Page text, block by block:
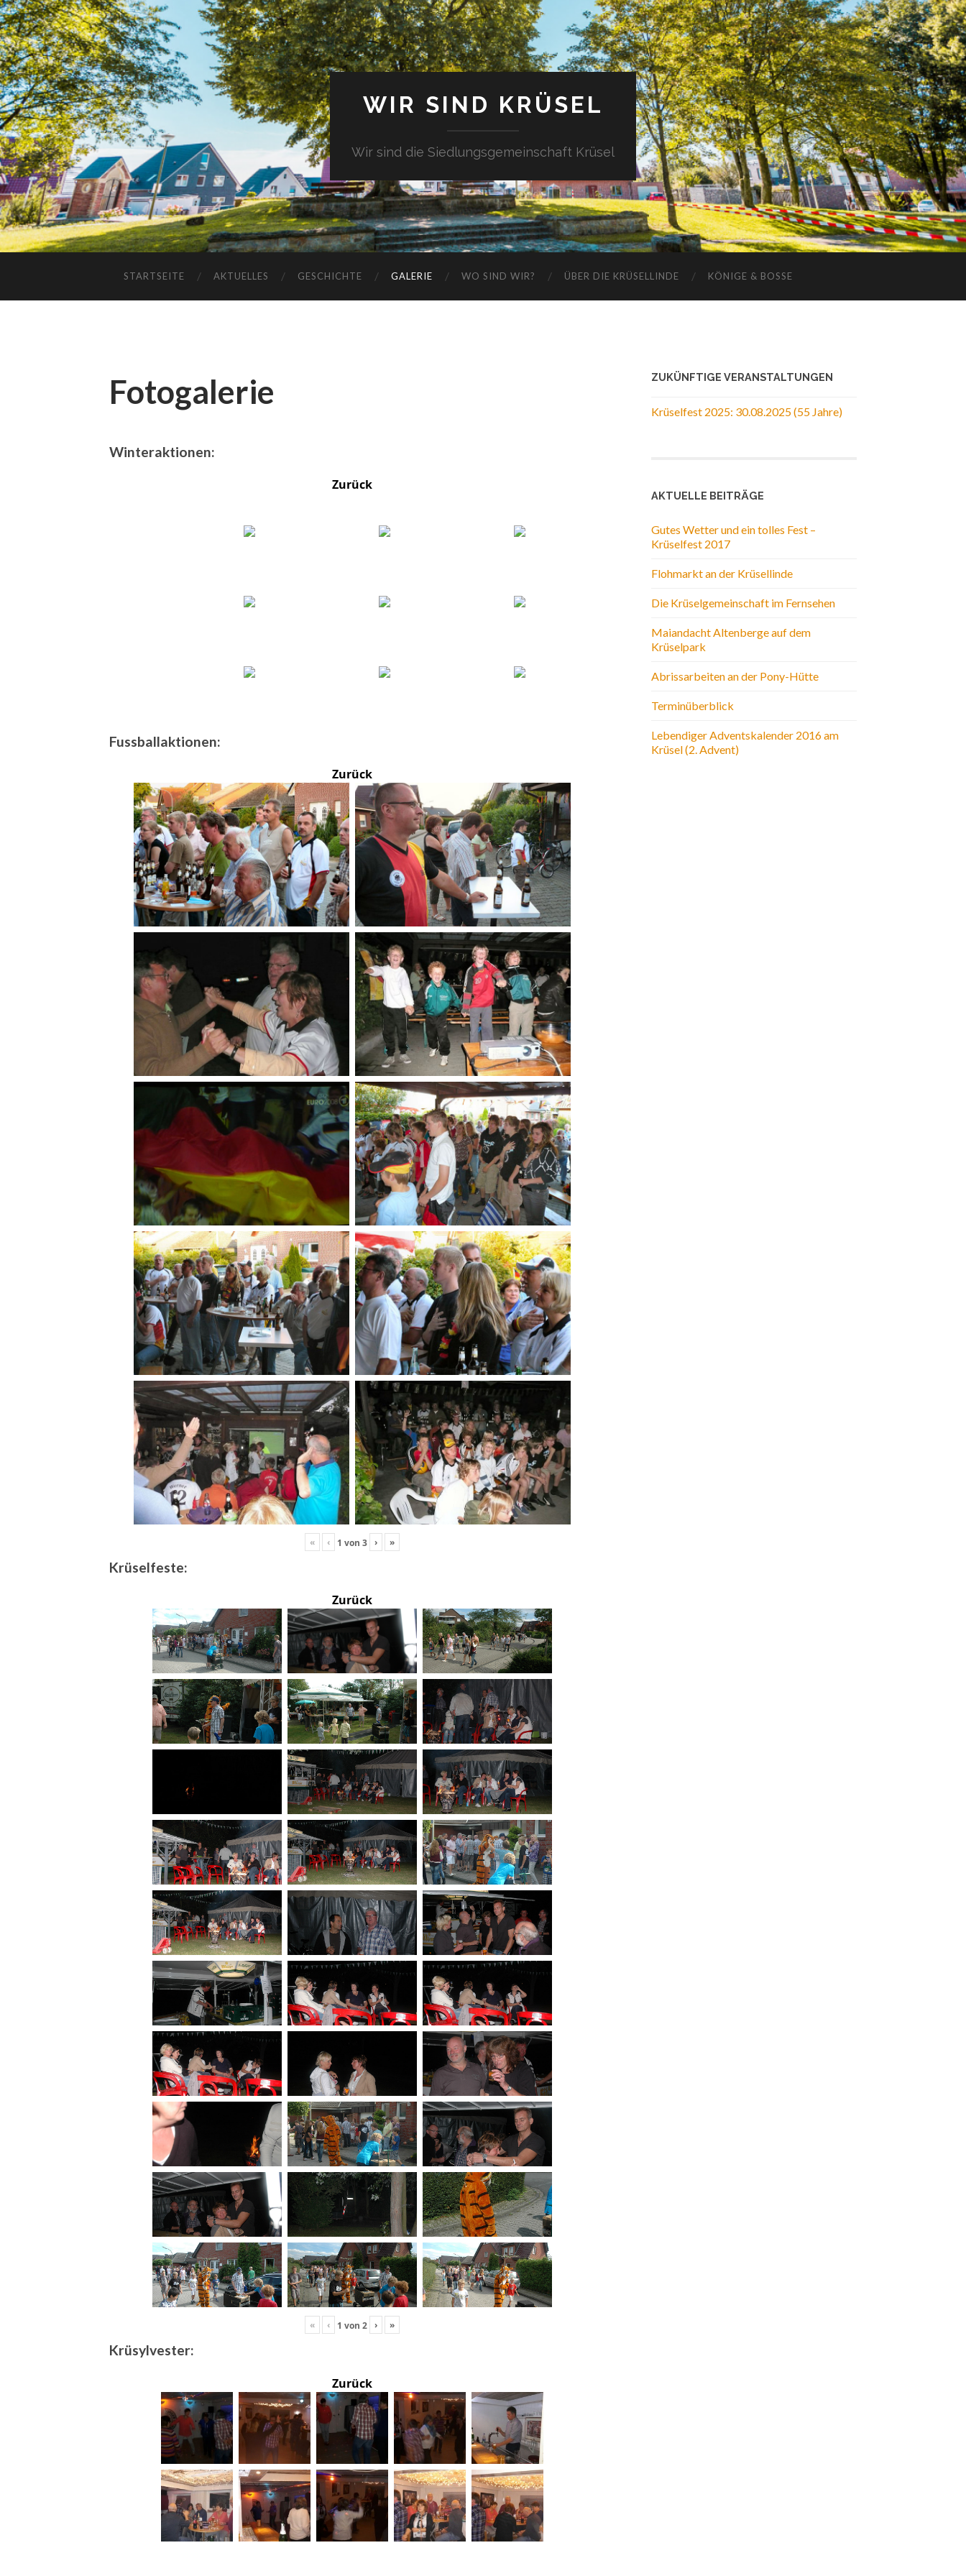
WIR SIND KRÜSEL
Wir sind die Siedlungsgemeinschaft Krüsel
STARTSEITE AKTUELLES GESCHICHTE GALERIE WO SIND WIR? ÜBER DIE KRÜSELLINDE KÖNIGE & BOSSE
Fotogalerie
Winteraktionen:
Zurück
Fussballaktionen:
Zurück
« ‹ 1 von 3 › »
Krüselfeste:
Zurück
« ‹ 1 von 2 › »
Krüsylvester:
Zurück
ZUKÜNFTIGE VERANSTALTUNGEN
Krüselfest 2025: 30.08.2025 (55 Jahre)
AKTUELLE BEITRÄGE
Gutes Wetter und ein tolles Fest –
Krüselfest 2017
Flohmarkt an der Krüsellinde
Die Krüselgemeinschaft im Fernsehen
Maiandacht Altenberge auf dem
Krüselpark
Abrissarbeiten an der Pony-Hütte
Terminüberblick
Lebendiger Adventskalender 2016 am
Krüsel (2. Advent)